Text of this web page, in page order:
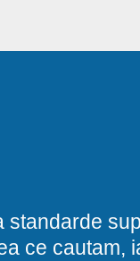
standarde
ce cautam,